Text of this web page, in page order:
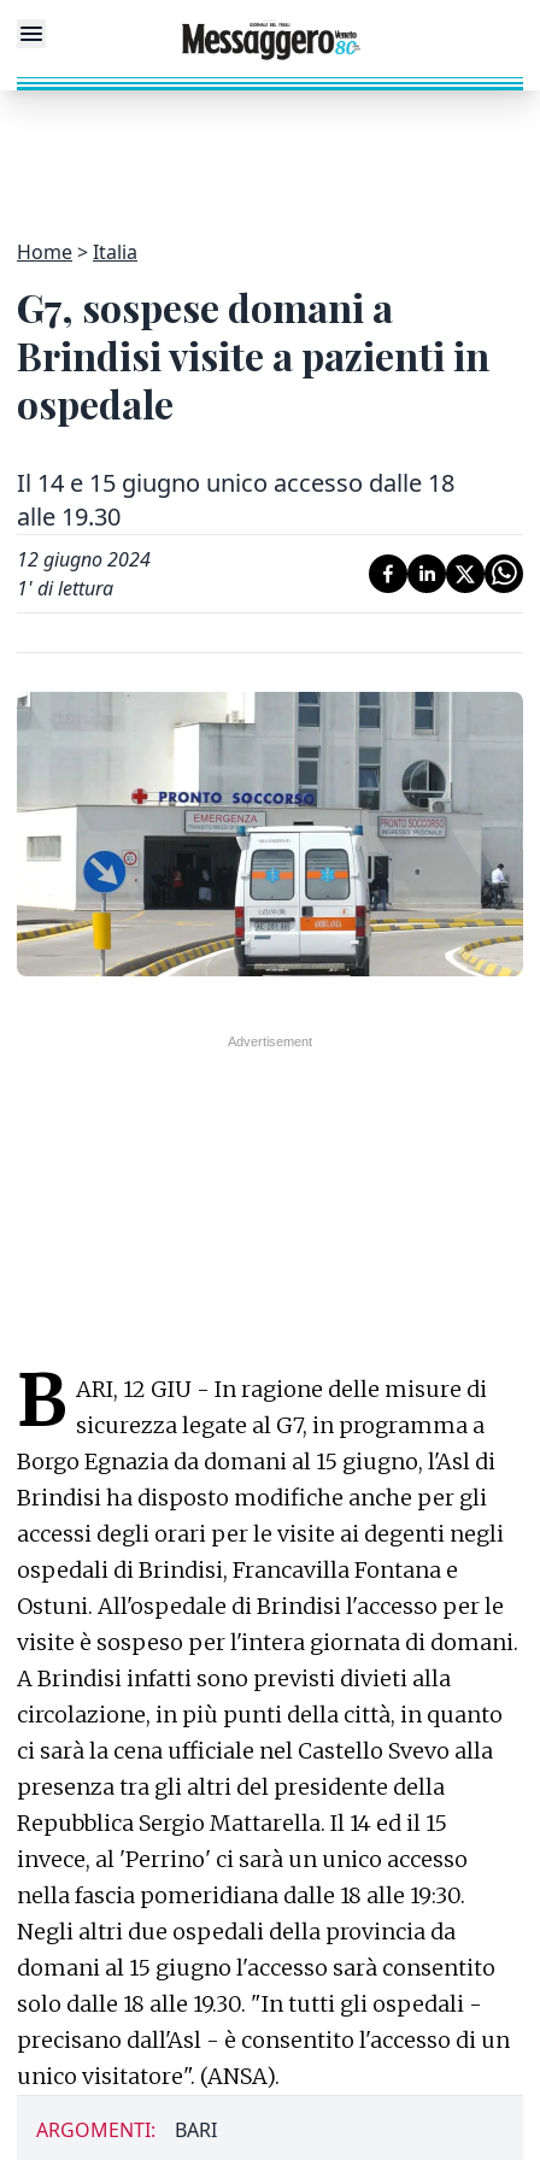
Home Italia
G7, sospese domani a
Brindisi visite a pazienti in
ospedale
Il 14 e 15 giugno unico accesso dalle 18
alle 19.30
12 giugno 2024
1' di lettura
B ARI, 12 GIU - In ragione delle misure di
sicurezza legate al G7, in programma a
Borgo Egnazia da domani al 15 giugno, l'Asl di
Brindisi ha disposto modifiche anche per gli
accessi degli orari per le visite ai degenti negli
ospedali di Brindisi, Francavilla Fontana e
Ostuni. All'ospedale di Brindisi l'accesso per le
visite è sospeso per l'intera giornata di domani.
A Brindisi infatti sono previsti divieti alla
circolazione, in più punti della città, in quanto
ci sarà la cena ufficiale nel Castello Svevo alla
presenza tra gli altri del presidente della
Repubblica Sergio Mattarella. Il 14 ed il 15
invece, al 'Perrino' ci sarà un unico accesso
nella fascia pomeridiana dalle 18 alle 19:30.
Negli altri due ospedali della provincia da
domani al 15 giugno l'accesso sarà consentito
solo dalle 18 alle 19.30. "In tutti gli ospedali -
precisano dall'Asl - è consentito l'accesso di un
unico visitatore". (ANSA).
ARGOMENTI: BARI